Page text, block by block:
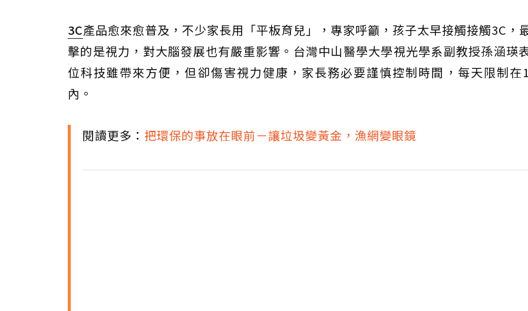
3C產品愈來愈普及，不少家長用「平板育兒」，專家呼籲，孩子太早接觸接觸3C，
擊的是視力，對大腦發展也有嚴重影響。台灣中山醫學大學視光學系副教授孫涵瑛
位科技雖帶來方便，但卻傷害視力健康，家長務必要謹慎控制時間，每天限制在
內。
閱讀更多： 把環保的事放在眼前－讓垃圾變黃金，漁網變眼鏡